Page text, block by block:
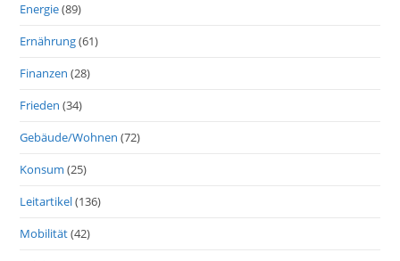
Energie(89)
Ernährung(61)
Finanzen (28)
Frieden (34)
Gebäude/Wohnen (72)
Konsum (25)
Leitartikel(136)
Mobilität(42)